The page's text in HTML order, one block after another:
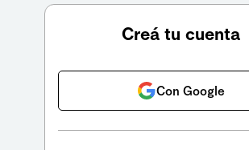
Creá tu cuenta
Con Google